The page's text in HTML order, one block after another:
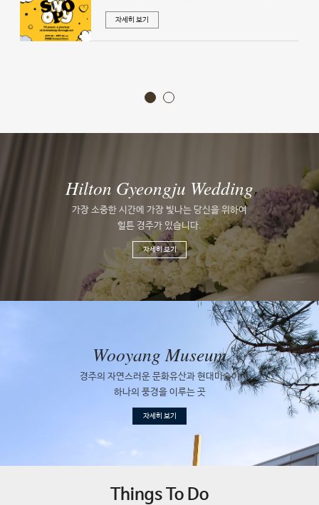
자세히 보기
Hilton Gyeongju Wedding
가장 소중한 시간에 가장 빛나는 당신을 위하여
힐튼 경주가 있습니다.
자세히 보기
Wooyang Museum
경주의 자연스러운 문화유산과 현대미술이
하나의 풍경을 이루는 곳
자세히 보기
Things To Do